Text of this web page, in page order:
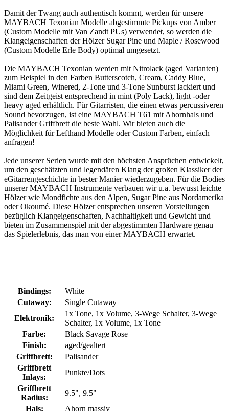
Damit der Twang auch authentisch kommt, werden für unsere
MAYBACH Texonian Modelle abgestimmte Pickups von Amber
(Custom Modelle mit Van Zandt PUs) verwendet, so werden die
Klangeigenschaften der Hölzer Sugar Pine und Maple / Rosewood
(Custom Modelle Erle Body) optimal umgesetzt.
Die MAYBACH Texonian werden mit Nitrolack (aged Varianten)
zum Beispiel in den Farben Butterscotch, Cream, Caddy Blue,
Miami Green, Winered, 2-Tone und 3-Tone Sunburst lackiert und
sind dem Zeitgeist entsprechend in mint (Poly Lack), light -oder
heavy aged erhältlich. Für Gitarristen, die einen etwas percussiveren
Sound bevorzugen, ist eine MAYBACH T61 mit Ahornhals und
Palisander Griffbrett die beste Wahl. Wir bieten auch die
Möglichkeit für Lefthand Modelle oder Custom Farben, einfach
anfragen!
Jede unserer Serien wurde mit den höchsten Ansprüchen entwickelt,
um den geschätzten und legendären Klang der großen Klassiker der
eGitarrengeschichte in bester Manier wiederzugeben. Für die Bodies
unserer MAYBACH Instrumente verbauen wir u.a. bewusst leichte
Hölzer wie Mondfichte aus den Alpen, Sugar Pine aus Nordamerika
oder Okoumé. Diese Hölzer entsprechen unseren Vorstellungen
bezüglich Klangeigenschaften, Nachhaltigkeit und Gewicht und
bieten im Zusammenspiel mit der abgestimmten Hardware genau
das Spielerlebnis, das man von einer MAYBACH erwartet.
Bindings:
White
Cutaway:
Single Cutaway
Elektronik:
1x Tone, 1x Volume, 3-Wege Schalter, 3-Wege
Schalter, 1x Volume, 1x Tone
Farbe:
Black Savage Rose
Finish:
aged/gealtert
Griffbrett:
Palisander
Griffbrett
Inlays:
Punkte/Dots
Griffbrett
Radius:
9.5", 9.5"
Hals:
Ahorn massiv